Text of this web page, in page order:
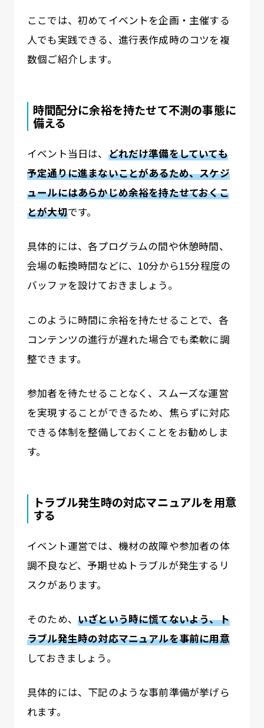
ここでは、初めてイベントを企画・主催する
人でも実践できる、進行表作成時のコツを複
数個ご紹介します。
時間配分に余裕を持たせて不測の事態に
備える
イベント当日は、 どれだけ準備をしていても
予定通りに進まないことがあるため、スケジ
ュールにはあらかじめ余裕を持たせておくこ
とが大切です。
具体的には、各プログラムの間や休憩時間、
会場の転換時間などに、10分から15分程度の
バッファを設けておきましょう。
このように時間に余裕を持たせることで、各
コンテンツの進行が遅れた場合でも柔軟に調
整できます。
参加者を待たせることなく、スムーズな運営
を実現することができるため、焦らずに対応
できる体制を整備しておくことをお勧めしま
す。
トラブル発生時の対応マニュアルを用意
する
イベント運営では、機材の故障や参加者の体
調不良など、予期せぬトラブルが発生するリ
スクがあります。
そのため、 いざという時に慌てないよう、ト
ラブル発生時の対応マニュアルを事前に用意
しておきましょう。
具体的には、下記のような事前準備が挙げら
れます。